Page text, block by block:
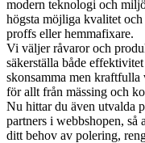
modern teknologi och
högsta möjliga kvalitet
proffs eller hemmafixare.
Vi väljer råvaror och
säkerställa både
skonsamma men
för allt från mässing och
Nu hittar du även utvalda
partners i webbshopen,
ditt behov av polering,